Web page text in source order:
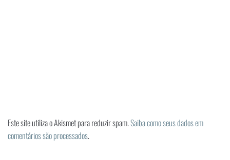
Este site utiliza o Akismet para reduzir spam.Saiba como seus dados em
comentários são processados.